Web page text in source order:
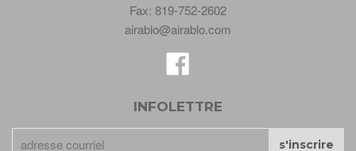
Fax: 819-752-2602
airablo@airablo.com
INFOLETTRE